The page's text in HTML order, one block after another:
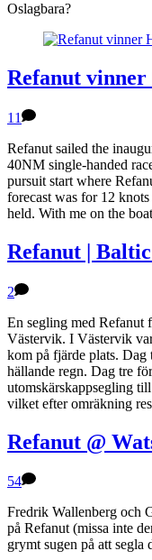
Oslagbara?
Refanut vinner
11
Refanut sailed the
40NM single-handed
pursuit start where
forecast was for 12
held. With me on the
Refanut | Baltic
2
En segling med Refanut
Västervik. I Västervik
kom på fjärde plats.
hällande regn. Dag tre
utomskärskappsegling
vilket efter omräkning
Refanut @
54
Fredrik Wallenberg och
på Refanut (missa inte
grymt sugen på att segla